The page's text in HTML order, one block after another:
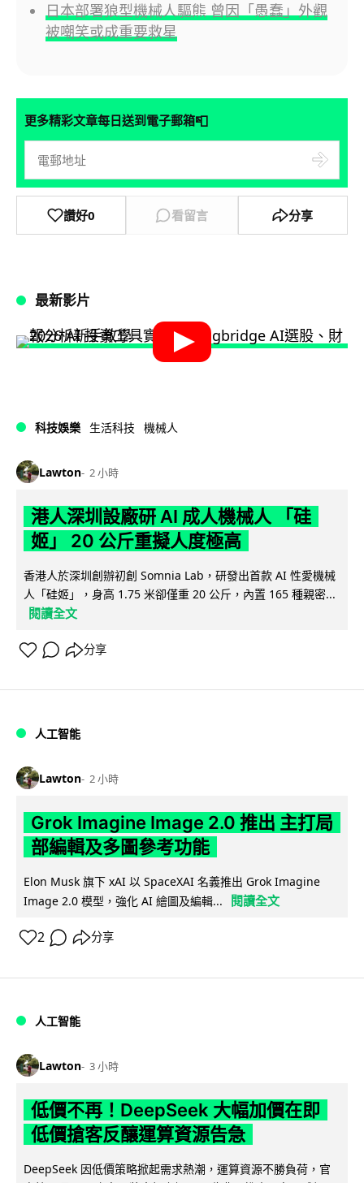
日本部署狼型機械人驅熊 曾因「愚蠢」外觀
被嘲笑或成重要救星
更多精彩文章每日送到電子郵箱📮
讚好0 看留言 分享
最新影片
科技娛樂 生活科技 機械人
Lawton 2 小時
港人深圳設廠研 AI 成人機械人 「硅
姬」 20 公斤重擬人度極高
香港人於深圳創辦初創 Somnia Lab，研發出首款 AI 性愛機械
人「硅姬」，身高 1.75 米卻僅重 20 公斤，內置 165 種親密...
閱讀全文
分享
人工智能
Lawton 2 小時
Grok Imagine Image 2.0 推出 主打局
部編輯及多圖參考功能
Elon Musk 旗下 xAI 以 SpaceXAI 名義推出 Grok Imagine
Image 2.0 模型，強化 AI 繪圖及編輯...
閱讀全文
2 分享
人工智能
Lawton 3 小時
低價不再！DeepSeek 大幅加價在即
低價搶客反釀運算資源告急
DeepSeek 因低價策略掀起需求熱潮，運算資源不勝負荷，官